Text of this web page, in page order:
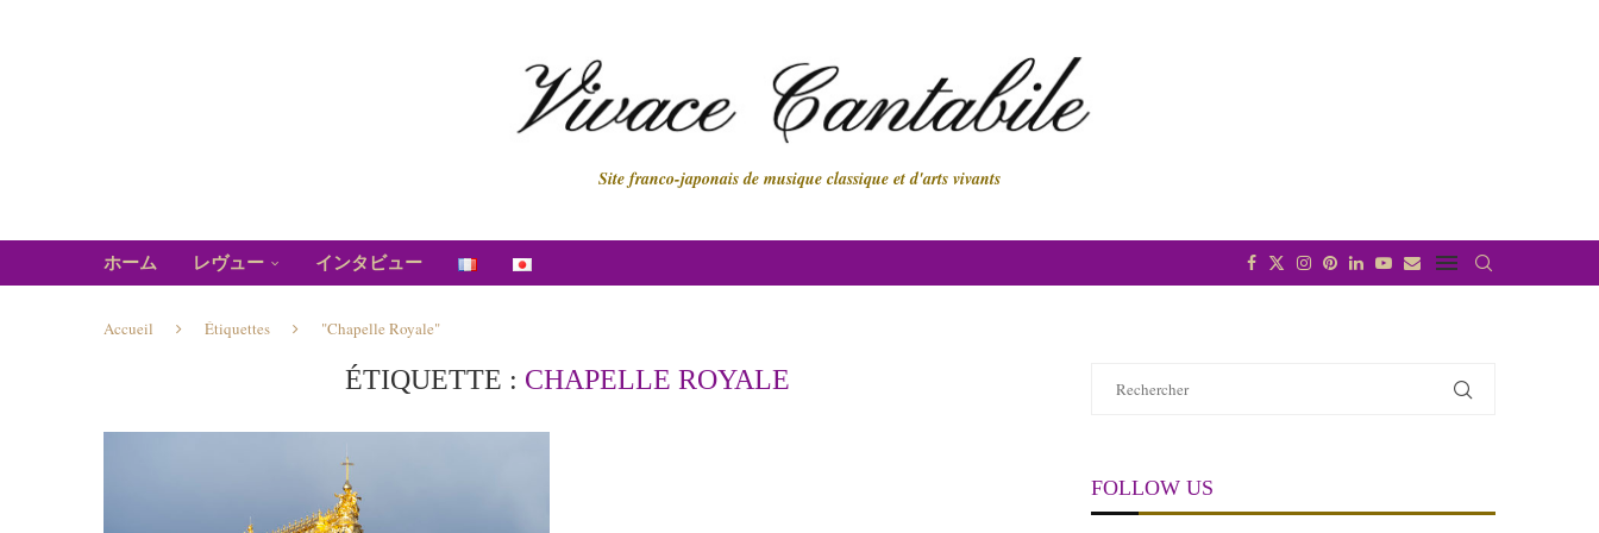
Site franco-japonais de musique classique et d'arts vivants
ホーム レヴュー インタビュー
Accueil Étiquettes "Chapelle Royale"
ÉTIQUETTE : CHAPELLE ROYALE
FOLLOW US